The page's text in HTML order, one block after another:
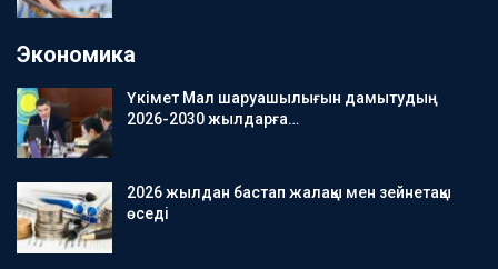
Экономика
Үкімет Мал шаруашылығын дамытудың
2026-2030 жылдарға…
2026 жылдан бастап жалақы мен зейнетақы
өседі